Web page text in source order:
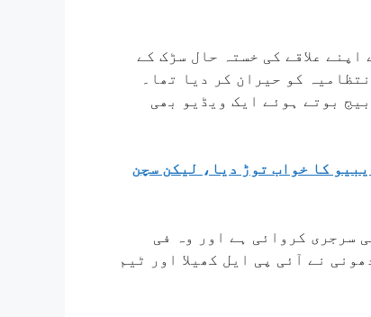
علاقے کی خستہ حال سڑک کے
کو حیران کر دیا تھا۔
بوتے ہوئے ایک ویڈیو بھی
کا خواب توڑ دیا، لیکن سچن
2023 کے بعد گھٹنے کی سرجری کروائی ہے اور وہ فی
نے آئی پی ایل کھیلا اور ٹیم